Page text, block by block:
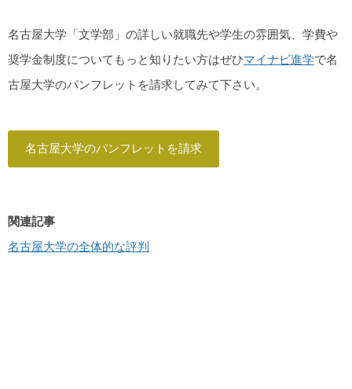
名古屋大学「文学部」の詳しい就職先や学生の雰囲気、学費や
奨学金制度についてもっと知りたい方はぜひマイナビ進学で名
古屋大学のパンフレットを請求してみて下さい。
名古屋大学のパンフレットを請求
関連記事
名古屋大学の全体的な評判